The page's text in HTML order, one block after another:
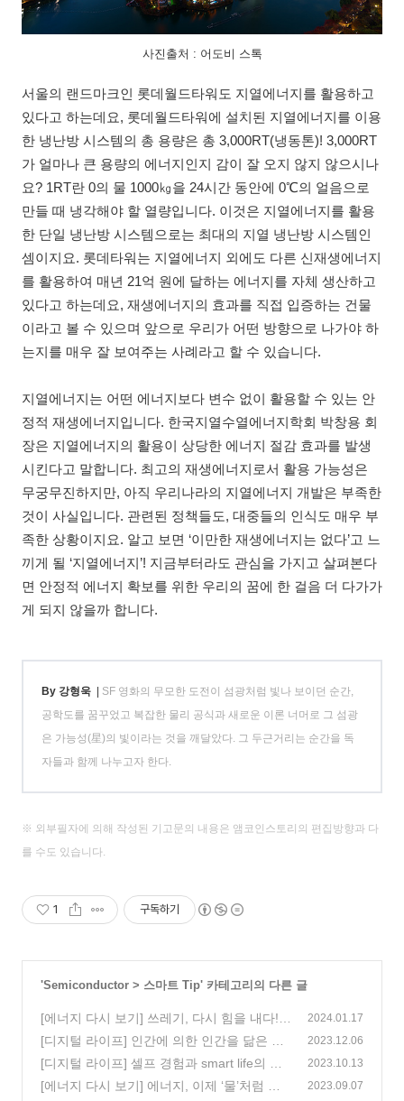
사진출처 : 어도비 스톡
서울의 랜드마크인 롯데월드타워도 지열에너지를 활용하고
있다고 하는데요, 롯데월드타워에 설치된 지열에너지를 이용
한 냉난방 시스템의 총 용량은 총 3,000RT(냉동톤)! 3,000RT
가 얼마나 큰 용량의 에너지인지 감이 잘 오지 않지 않으시나
요? 1RT란 0의 물 1000㎏을 24시간 동안에 0℃의 얼음으로
만들 때 냉각해야 할 열량입니다. 이것은 지열에너지를 활용
한 단일 냉난방 시스템으로는 최대의 지열 냉난방 시스템인
셈이지요. 롯데타워는 지열에너지 외에도 다른 신재생에너지
를 활용하여 매년 21억 원에 달하는 에너지를 자체 생산하고
있다고 하는데요, 재생에너지의 효과를 직접 입증하는 건물
이라고 볼 수 있으며 앞으로 우리가 어떤 방향으로 나가야 하
는지를 매우 잘 보여주는 사례라고 할 수 있습니다.
지열에너지는 어떤 에너지보다 변수 없이 활용할 수 있는 안
정적 재생에너지입니다. 한국지열수열에너지학회 박창용 회
장은 지열에너지의 활용이 상당한 에너지 절감 효과를 발생
시킨다고 말합니다. 최고의 재생에너지로서 활용 가능성은
무궁무진하지만, 아직 우리나라의 지열에너지 개발은 부족한
것이 사실입니다. 관련된 정책들도, 대중들의 인식도 매우 부
족한 상황이지요. 알고 보면 ‘이만한 재생에너지는 없다’고 느
끼게 될 ‘지열에너지’! 지금부터라도 관심을 가지고 살펴본다
면 안정적 에너지 확보를 위한 우리의 꿈에 한 걸음 더 다가가
게 되지 않을까 합니다.
By 강형욱 | SF 영화의 무모한 도전이 섬광처럼 빛나 보이던 순간,
공학도를 꿈꾸었고 복잡한 물리 공식과 새로운 이론 너머로 그 섬광
은 가능성(星)의 빛이라는 것을 깨달았다. 그 두근거리는 순간을 독
자들과 함께 나누고자 한다.
※ 외부필자에 의해 작성된 기고문의 내용은 앰코인스토리의 편집방향과 다
를 수도 있습니다.
1 구독하기
'Semiconductor > 스마트 Tip' 카테고리의 다른 글
[에너지 다시 보기] 쓰레기, 다시 힘을 내다!
폐기물 에너지
(0)
2024.01.17
[디지털 라이프] 인간에 의한 인간을 닮은 멀
티모달 AI와 휴머노이드 로봇
(0)
2023.12.06
[디지털 라이프] 셀프 경험과 smart life의 만
남! 스스로 수리한다
(0)
2023.10.13
[에너지 다시 보기] 에너지, 이제 ‘물’처럼 써
2023.09.07